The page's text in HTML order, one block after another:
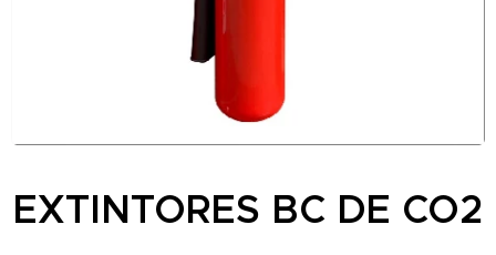
EXTINTORES BC DE CO2